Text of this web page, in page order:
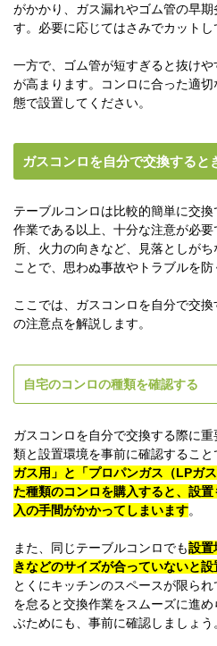
がかかり、ガス漏れやゴム管の早
す。必要に応じてはさみでカットし
一方で、ゴム管が短すぎると抜け
が高まります。コンロに合った適
態で設置してください。
ガスコンロを自分で交換すると
テーブルコンロは比較的簡単に交
作業である以上、十分な注意が必
所、火力の向きなど、見落としが
ことで、思わぬ事故やトラブルを防
ここでは、ガスコンロを自分で交
の注意点を解説します。
自宅のコンロの種類を確認する
ガスコンロを自分で交換する際に
類と設置環境を事前に確認するこ
ガス用」と「プロパンガス（LPガ
た種類のコンロを購入すると、設
入の手間がかかってしまいます。
また、同じテーブルコンロでも設置
きなどのサイズが合っていないと
とくにキッチンのスペースが限ら
を怠ると交換作業をスムーズに進
ぶためにも、事前に確認しましょう